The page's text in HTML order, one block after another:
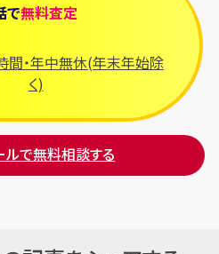
で無料査定
間・年中無休(年末年始除
く)
ルで無料相談する